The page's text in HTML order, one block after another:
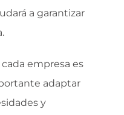
a garantizar
empresa es
adaptar
y